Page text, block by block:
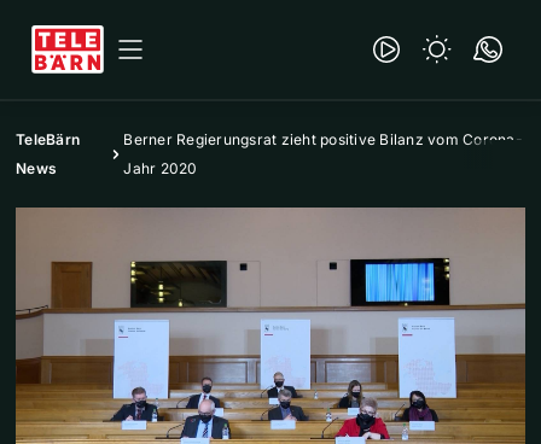
TeleBärn
News
Berner Regierungsrat zieht positive Bilanz vom Corona-
Jahr 2020